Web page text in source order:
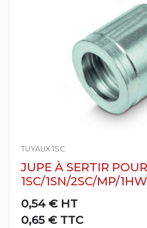
TUYAUX 1SC
JUPE À SERTIR
1SC/1SN/2SC/MP/
0,54 € HT
0,65 € TTC